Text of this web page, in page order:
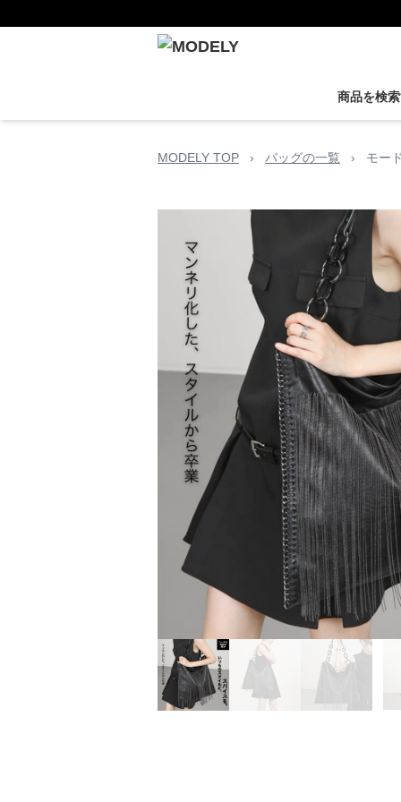
商品を検
MODELY TOP › バッグの一覧 › モー